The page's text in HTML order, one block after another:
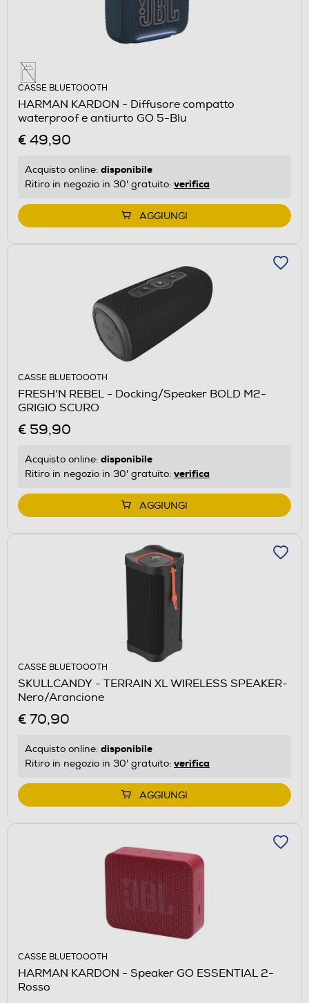
CASSE BLUETOOOTH
HARMAN KARDON - Diffusore compatto
waterproof e antiurto GO 5-Blu
€ 49,90
Acquisto online: disponibile
Ritiro in negozio in 30' gratuito: verifica
AGGIUNGI
CASSE BLUETOOOTH
FRESH'N REBEL - Docking/Speaker BOLD M2-
GRIGIO SCURO
€ 59,90
Acquisto online: disponibile
Ritiro in negozio in 30' gratuito: verifica
AGGIUNGI
CASSE BLUETOOOTH
SKULLCANDY - TERRAIN XL WIRELESS SPEAKER-
Nero/Arancione
€ 70,90
Acquisto online: disponibile
Ritiro in negozio in 30' gratuito: verifica
AGGIUNGI
CASSE BLUETOOOTH
HARMAN KARDON - Speaker GO ESSENTIAL 2-
Rosso